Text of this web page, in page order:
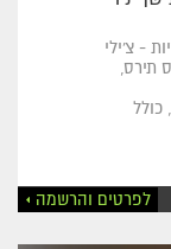
- צ'ילי
תירס,
מ-8 מנות, כולל
לפרטים והרשמה